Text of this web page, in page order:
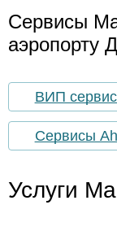
Сервисы
аэропорту
ВИП
Сервисы
Услуги